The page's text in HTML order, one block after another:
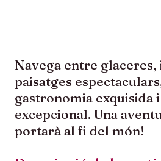
Navega entre
paisatges
gastronomia exquisida
excepcional. Una
portarà al fi del món!